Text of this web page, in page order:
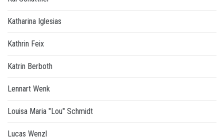
Katharina Iglesias
Kathrin Feix
Katrin Berboth
Lennart Wenk
Louisa Maria "Lou" Schmidt
Lucas Wenzl